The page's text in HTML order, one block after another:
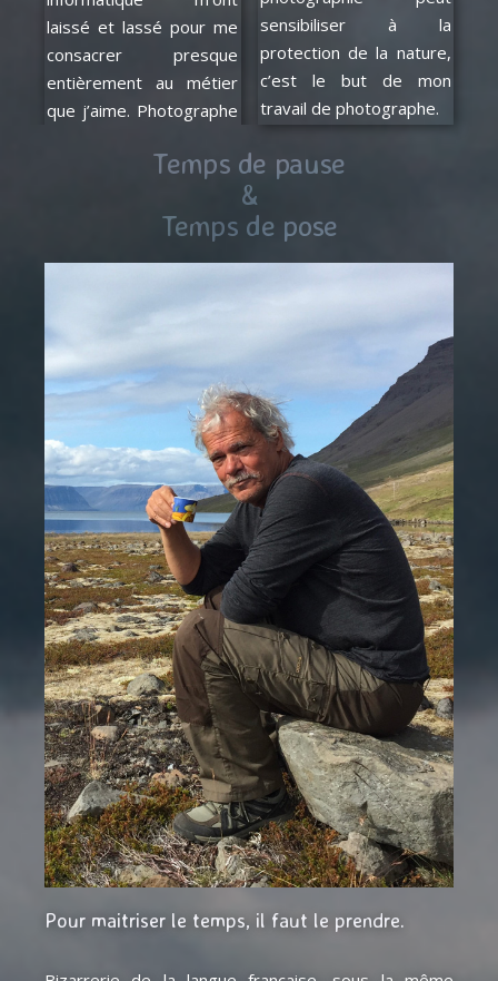
laissé et lassé pour me
consacrer presque
entièrement au métier
que j’aime. Photographe
sensibiliser à la
protection de la nature,
c’est le but de mon
travail de photographe.
Temps de pause
&
Temps de pose
Pour maitriser le temps, il faut le prendre.